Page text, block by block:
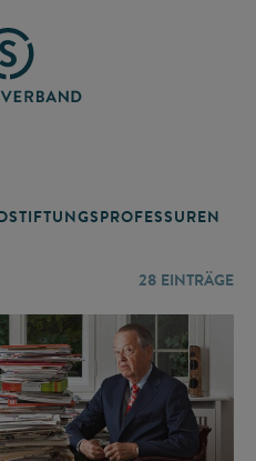
STIFTUNGSPROFESSUREN
28 EINTRÄGE